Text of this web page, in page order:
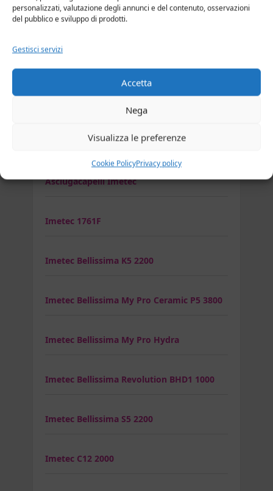
personalizzati, valutazione degli annunci e del contenuto, osservazioni
del pubblico e sviluppo di prodotti.
Gestisci servizi
Accetta
Nega
Visualizza le preferenze
Cookie PolicyPrivacy policy
Ghd air kit
GHD Helios
Asciugacapelli Imetec
Imetec 1761F
Imetec Bellissima K5 2200
Imetec Bellissima My Pro Ceramic P5 3800
Imetec Bellissima My Pro Hydra
Imetec Bellissima Revolution BHD1 1000
Imetec Bellissima S5 2200
Imetec C12 2000